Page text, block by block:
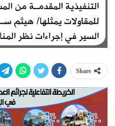
Share